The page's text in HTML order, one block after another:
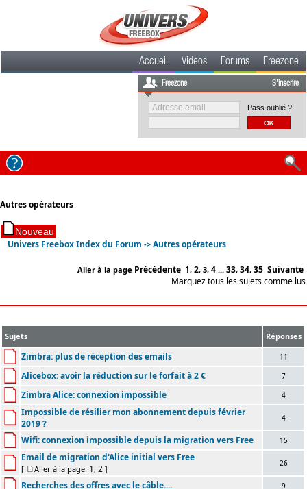
Accueil Videos Forums Freezone
Freezone S'inscrire
Pass oublié ?
Autres opérateurs
Univers Freebox Index du Forum ->Autres opérateurs
Aller à la page Précédente 1, 2, 3, 4... 33, 34, 35 Suivante
Marquez tous les sujets comme lus
Sujets Réponses
Zimbra: plus de réception des emails 11
Alicebox: avoir la réduction sur le forfait à 2 € 7
Zimbra Alice: connexion impossible 4
Impossible de résilier mon abonnement depuis février
2019 ?
4
Wifi: connexion impossible depuis la migration vers Free 15
Email de migration d'Alice initial vers Free
[ Aller à la page: 1 , 2 ]
26
Recherches des offres avec le câble.... 9